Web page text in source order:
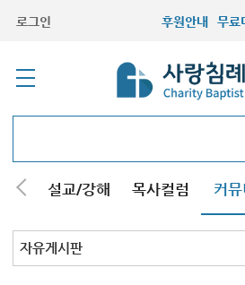
로그인 후원안내 무료
내 설교/강해 목사컬럼 커뮤
최근등록자료
자유게시판